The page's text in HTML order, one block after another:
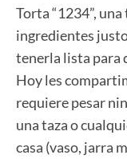
Torta “1234”,
ingredientes
tenerla lista para
Hoy les
requiere pesar
una taza o
casa (vaso, jarra